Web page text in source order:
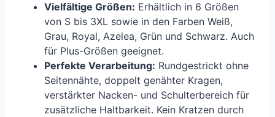
Vielfältige Größen: Erhältlich in 6 Größen
von S bis 3XL sowie in den Farben Weiß,
Grau, Royal, Azelea, Grün und Schwarz. Auch
für Plus-Größen geeignet.
Perfekte Verarbeitung: Rundgestrickt ohne
Seitennähte, doppelt genähter Kragen,
verstärkter Nacken- und Schulterbereich für
zusätzliche Haltbarkeit. Kein Kratzen durch